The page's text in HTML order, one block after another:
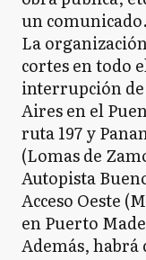
un comunicado.
La
cortes en todo
interrupción de
Aires en el
ruta 197 y
(Lomas de
Autopista
Acceso Oeste
en Puerto
Además,